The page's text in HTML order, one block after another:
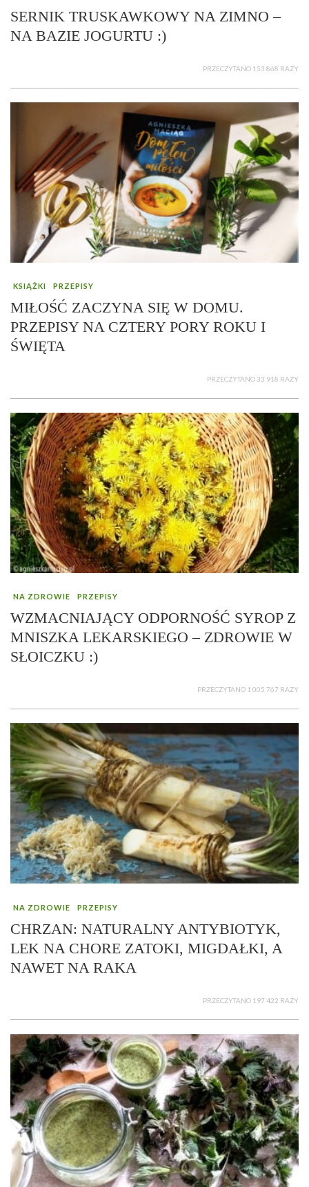
SERNIK TRUSKAWKOWY NA ZIMNO –
NA BAZIE JOGURTU :)
PRZECZYTANO 153 868 RAZY
KSIĄŻKI PRZEPISY
MIŁOŚĆ ZACZYNA SIĘ W DOMU.
PRZEPISY NA CZTERY PORY ROKU I
ŚWIĘTA
PRZECZYTANO 33 918 RAZY
NA ZDROWIE PRZEPISY
WZMACNIAJĄCY ODPORNOŚĆ SYROP Z
MNISZKA LEKARSKIEGO – ZDROWIE W
SŁOICZKU :)
PRZECZYTANO 1 005 767 RAZY
NA ZDROWIE PRZEPISY
CHRZAN: NATURALNY ANTYBIOTYK,
LEK NA CHORE ZATOKI, MIGDAŁKI, A
NAWET NA RAKA
PRZECZYTANO 197 422 RAZY